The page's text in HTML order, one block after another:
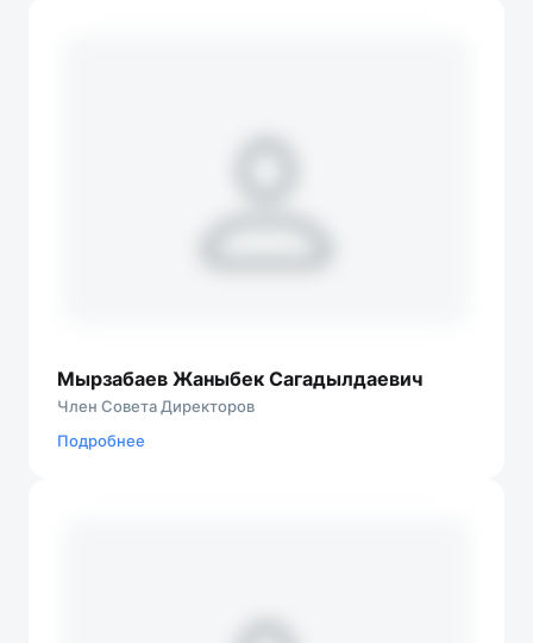
Мырзабаев Жаныбек Сагадылдаевич
Член Совета Директоров
Подробнеe